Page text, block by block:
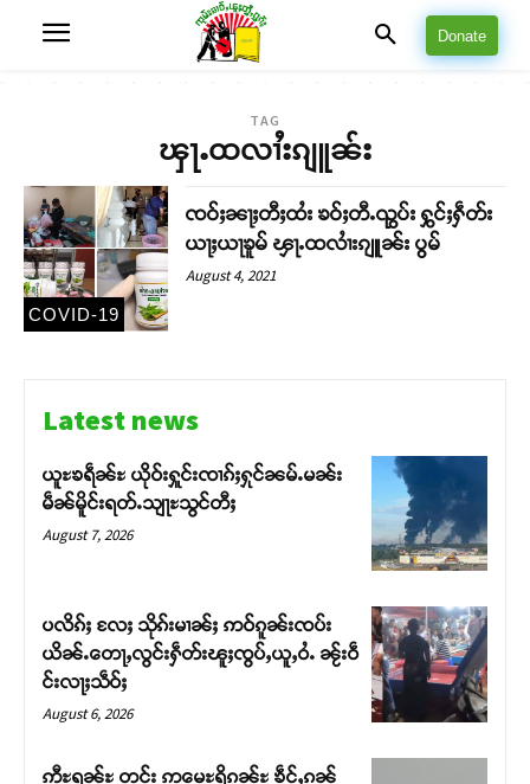
Donate
TAG
ၾႃႉထလၢႆးၵျူၼ်း
COVID-19
ၸဝ်ႈၼႃႈတီႈထႆး ၶဝ်ႈတီႉၺွပ်း ႁွင်ႈႁဵတ်း
ယႃႈယႃၶူမ် ၾႃႉထလၢႆးၵျူၼ်း ပွမ်
August 4, 2021
Latest news
ယူႊၶရဵၼ်ႊ ယိုဝ်းႁူင်းၸၢၵ်ႈႁုင်ၼမ်ႉမၼ်း
မဵၼ်မိူင်းရတ်ႉသျႃႊသွင်တီႈ
August 7, 2026
ပလိၵ်ႈ လႄႈ သိုၵ်းမၢၼ်ႈ ဢဝ်ၵူၼ်းၸပ်း
ယိၼ်ႉတေႃႇလွင်းႁဵတ်းၽူႈၸွပ်ႇယူႇဝႆႉ ၼႂ်းဝဵ
င်းလႃႈသဵဝ်ႈ
August 6, 2026
ဢီႊရၼ်ႊ တင်း ဢမေႊရိၵၼ်ႊ ၶဵင်ႇၵၼ်